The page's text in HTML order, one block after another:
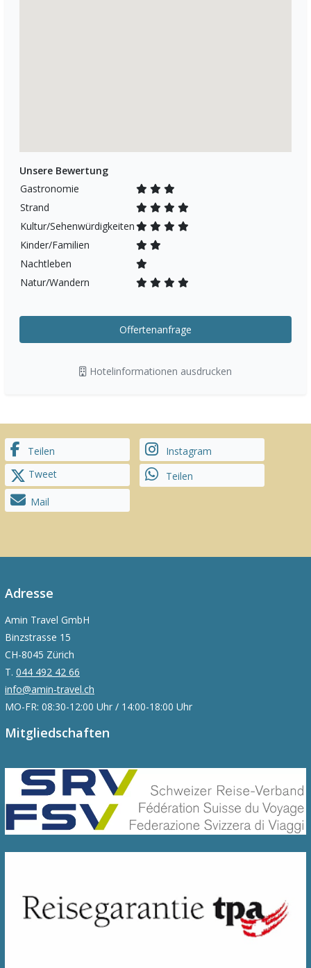
Unsere Bewertung
Gastronomie
Strand
Kultur/Sehenwürdigkeiten
Kinder/Familien
Nachtleben
Natur/Wandern
Offertenanfrage
Hotelinformationen ausdrucken
Teilen
Instagram
Tweet
Teilen
Mail
Adresse
Amin Travel GmbH
Binzstrasse 15
CH-8045 Zürich
T. 044 492 42 66
info@amin-travel.ch
MO-FR: 08:30-12:00 Uhr / 14:00-18:00 Uhr
Mitgliedschaften